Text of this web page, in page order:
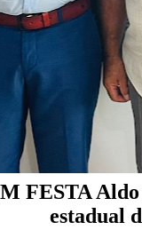
FESTA Aldo
estadual